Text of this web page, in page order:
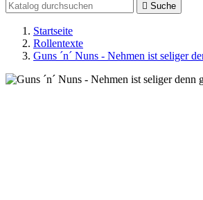
 Suche
Startseite
Rollentexte
Guns ´n´ Nuns - Nehmen ist seliger